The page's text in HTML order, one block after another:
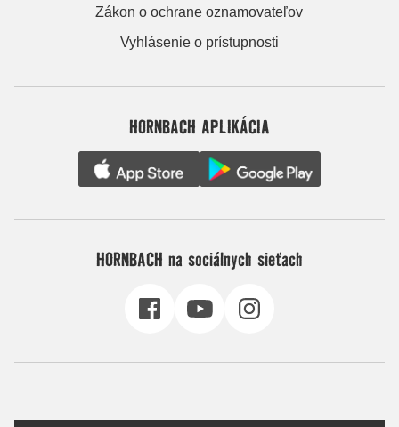
Zákon o ochrane oznamovateľov
Vyhlásenie o prístupnosti
HORNBACH APLIKÁCIA
HORNBACH na sociálnych sieťach